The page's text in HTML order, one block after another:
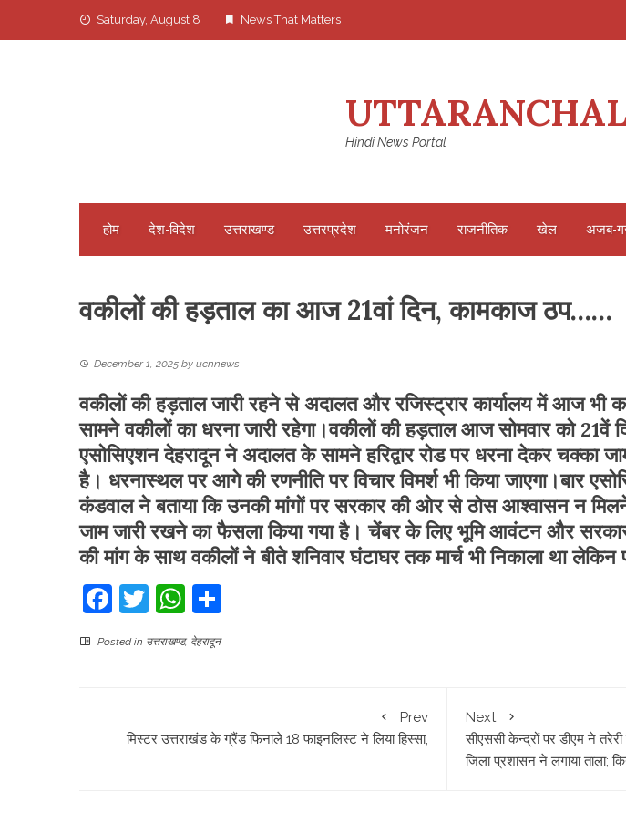
Saturday, August 8 News That Matters
Hindi News Portal
होम देश-विदेश उत्तराखण्ड उत्तरप्रदेश मनोरंजन राजनीतिक खेल अजब-
वकीलों की हड़ताल का आज 21वां दिन, कामकाज ठप……
December 1, 2025 by ucnnews
वकीलों की हड़ताल जारी रहने से अदालत और रजिस्ट्रार कार्यालय में आज
सामने वकीलों का धरना जारी रहेगा।वकीलों की हड़ताल आज सोमवार को 21वें
एसोसिएशन देहरादून ने अदालत के सामने हरिद्वार रोड पर धरना देकर चक्का
है। धरनास्थल पर आगे की रणनीति पर विचार विमर्श भी किया जाएगा।बार
कंडवाल ने बताया कि उनकी मांगों पर सरकार की ओर से ठोस आश्वासन न
जाम जारी रखने का फैसला किया गया है। चेंबर के लिए भूमि आवंटन और
की मांग के साथ वकीलों ने बीते शनिवार घंटाघर तक मार्च भी निकाला था
Facebook
TwitterWhatsApp
Posted in उत्तराखण्ड, देहरादून
Prev
मिस्टर उत्तराखंड के ग्रैंड फिनाले 18 फाइनलिस्ट ने लिया हिस्सा,
Next
सीएससी केन्द्रों पर डीएम ने
जिला प्रशासन ने लगाया ताला;